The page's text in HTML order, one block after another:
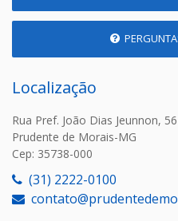
Localização
Rua Pref. João Dias Jeunnon,
Prudente de Morais-MG
Cep: 35738-000
(31) 2222-0100